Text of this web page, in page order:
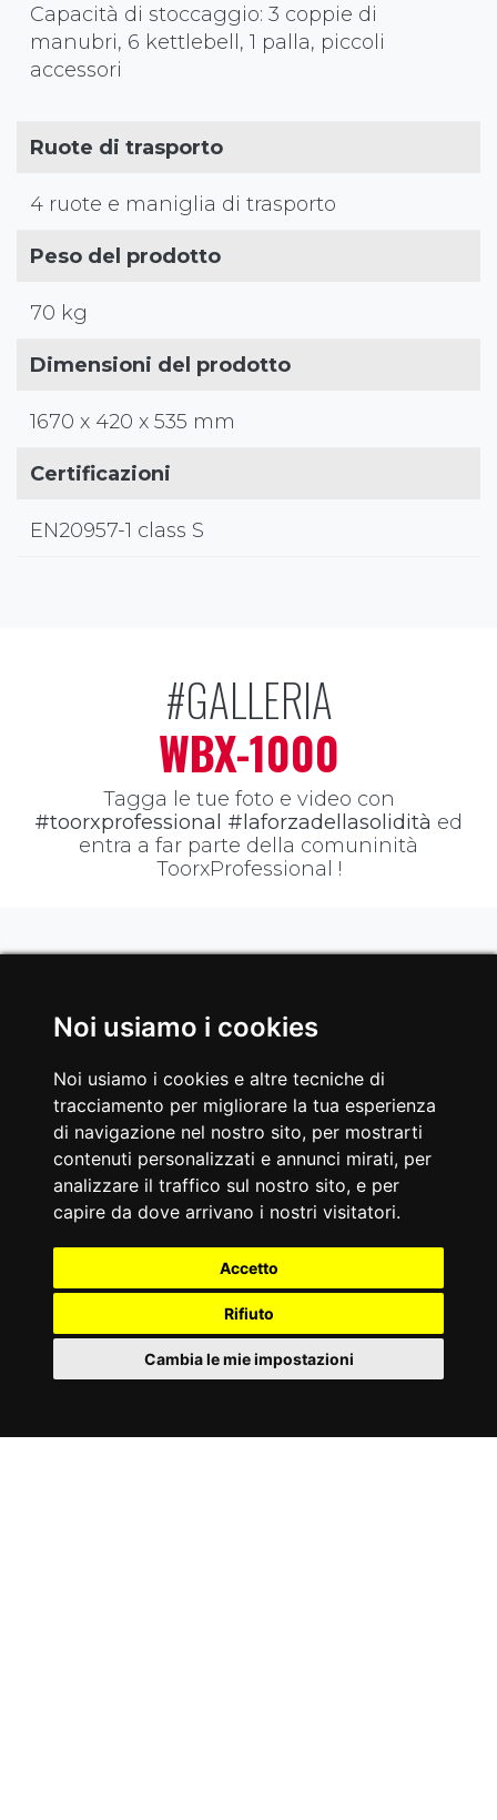
Noi usiamo i cookies
Noi usiamo i cookies e altre tecniche di
tracciamento per migliorare la tua esperienza
di navigazione nel nostro sito, per mostrarti
contenuti personalizzati e annunci mirati, per
analizzare il traffico sul nostro sito, e per
capire da dove arrivano i nostri visitatori.
Accetto
Rifiuto
Cambia le mie impostazioni
Capacità di stoccaggio: 3 coppie di
manubri, 6 kettlebell, 1 palla, piccoli
accessori
Ruote di trasporto
4 ruote e maniglia di trasporto
Peso del prodotto
70 kg
Dimensioni del prodotto
1670 x 420 x 535 mm
Certificazioni
EN20957-1 class S
#GALLERIA
WBX-1000
Tagga le tue foto e video con
#toorxprofessional #laforzadellasolidità ed
entra a far parte della comuninità
ToorxProfessional !